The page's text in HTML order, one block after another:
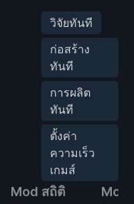
วิจัยทันที
ก่อสร้าง
ทันที
การผลิต
ทันที
ตั้งค่า
ความเร็ว
เกมส์
Mod สถิติ